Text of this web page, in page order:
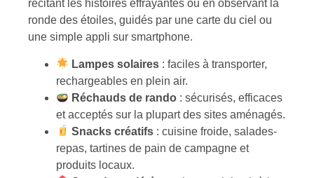
récitant les histoires effrayantes ou en observant la
ronde des étoiles, guidés par une carte du ciel ou
une simple appli sur smartphone.
Lampes solaires : faciles à transporter,
rechargeables en plein air.
Réchauds de rando : sécurisés, efficaces
et acceptés sur la plupart des sites aménagés.
Snacks créatifs : cuisine froide, salades-
repas, tartines de pain de campagne et
produits locaux.